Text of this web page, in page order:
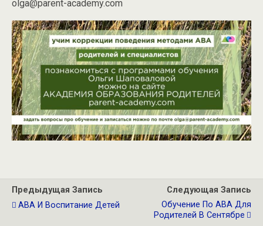
olga@parent-academy.com
Предыдущая Запись
АВА И Воспитание Детей
Следующая Запись
Обучение По АВА Для
Родителей В Сентябре